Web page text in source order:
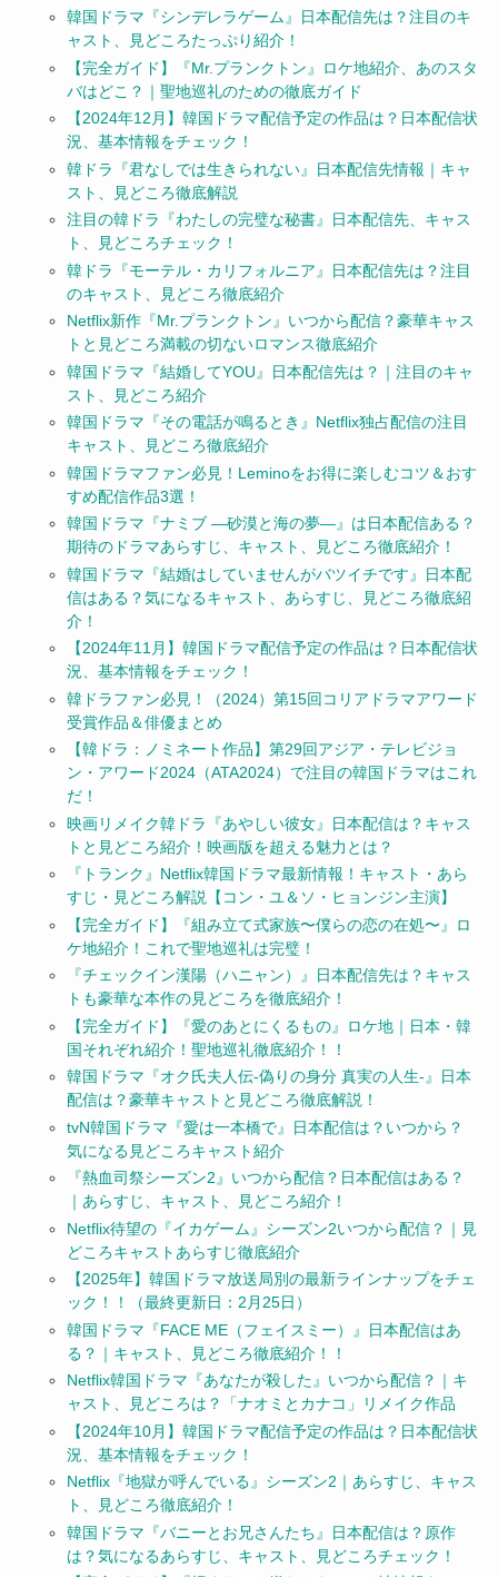
韓国ドラマ『シンデレラゲーム』日本配信先は？注目のキ
ャスト、見どころたっぷり紹介！
【完全ガイド】『Mr.プランクトン』ロケ地紹介、あのスタ
バはどこ？｜聖地巡礼のための徹底ガイド
【2024年12月】韓国ドラマ配信予定の作品は？日本配信状
況、基本情報をチェック！
韓ドラ『君なしでは生きられない』日本配信先情報｜キャ
スト、見どころ徹底解説
注目の韓ドラ『わたしの完璧な秘書』日本配信先、キャス
ト、見どころチェック！
韓ドラ『モーテル・カリフォルニア』日本配信先は？注目
のキャスト、見どころ徹底紹介
Netflix新作『Mr.プランクトン』いつから配信？豪華キャス
トと見どころ満載の切ないロマンス徹底紹介
韓国ドラマ『結婚してYOU』日本配信先は？｜注目のキャ
スト、見どころ紹介
韓国ドラマ『その電話が鳴るとき』Netflix独占配信の注目
キャスト、見どころ徹底紹介
韓国ドラマファン必見！Leminoをお得に楽しむコツ＆おす
すめ配信作品3選！
韓国ドラマ『ナミブ ―砂漠と海の夢―』は日本配信ある？
期待のドラマあらすじ、キャスト、見どころ徹底紹介！
韓国ドラマ『結婚はしていませんがバツイチです』日本配
信はある？気になるキャスト、あらすじ、見どころ徹底紹
介！
【2024年11月】韓国ドラマ配信予定の作品は？日本配信状
況、基本情報をチェック！
韓ドラファン必見！（2024）第15回コリアドラマアワード
受賞作品＆俳優まとめ
【韓ドラ：ノミネート作品】第29回アジア・テレビジョ
ン・アワード2024（ATA2024）で注目の韓国ドラマはこれ
だ！
映画リメイク韓ドラ『あやしい彼女』日本配信は？キャス
トと見どころ紹介！映画版を超える魅力とは？
『トランク』Netflix韓国ドラマ最新情報！キャスト・あら
すじ・見どころ解説【コン・ユ＆ソ・ヒョンジン主演】
【完全ガイド】『組み立て式家族〜僕らの恋の在処〜』ロ
ケ地紹介！これで聖地巡礼は完璧！
『チェックイン漢陽（ハニャン）』日本配信先は？キャス
トも豪華な本作の見どころを徹底紹介！
【完全ガイド】『愛のあとにくるもの』ロケ地｜日本・韓
国それぞれ紹介！聖地巡礼徹底紹介！！
韓国ドラマ『オク氏夫人伝-偽りの身分 真実の人生-』日本
配信は？豪華キャストと見どころ徹底解説！
tvN韓国ドラマ『愛は一本橋で』日本配信は？いつから？
気になる見どころキャスト紹介
『熱血司祭シーズン2』いつから配信？日本配信はある？
｜あらすじ、キャスト、見どころ紹介！
Netflix待望の『イカゲーム』シーズン2いつから配信？｜見
どころキャストあらすじ徹底紹介
【2025年】韓国ドラマ放送局別の最新ラインナップをチェ
ック！！（最終更新日：2月25日）
韓国ドラマ『FACE ME（フェイスミー）』日本配信はあ
る？｜キャスト、見どころ徹底紹介！！
Netflix韓国ドラマ『あなたが殺した』いつから配信？｜キ
ャスト、見どころは？「ナオミとカナコ」リメイク作品
【2024年10月】韓国ドラマ配信予定の作品は？日本配信状
況、基本情報をチェック！
Netflix『地獄が呼んでいる』シーズン2｜あらすじ、キャス
ト、見どころ徹底紹介！
韓国ドラマ『バニーとお兄さんたち』日本配信は？原作
は？気になるあらすじ、キャスト、見どころチェック！